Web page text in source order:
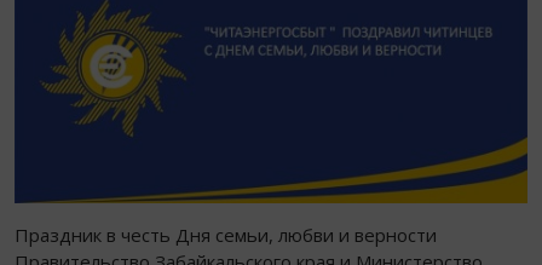
Праздник в честь Дня семьи, любви и верности